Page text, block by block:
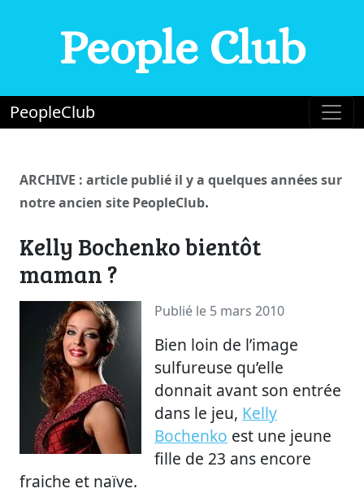
People Club
PeopleClub
ARCHIVE : article publié il y a quelques années sur
notre ancien site PeopleClub.
Kelly Bochenko bientôt
maman ?
Publié le 5 mars 2010
Bien loin de l’image
sulfureuse qu’elle
donnait avant son entrée
dans le jeu, Kelly
Bochenko est une jeune
fille de 23 ans encore
fraiche et naïve.